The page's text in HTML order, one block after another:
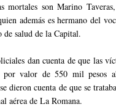
mortales son Marino
además es hermano del
de salud de la Capital.
dan cuenta de que las
por valor de 550 mil pesos
dieron cuenta de que se
aérea de La Romana.